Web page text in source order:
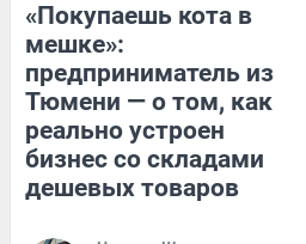
«Покупаешь кота в
мешке»:
предприниматель из
Тюмени — о том, как
реально устроен
бизнес со складами
дешевых товаров